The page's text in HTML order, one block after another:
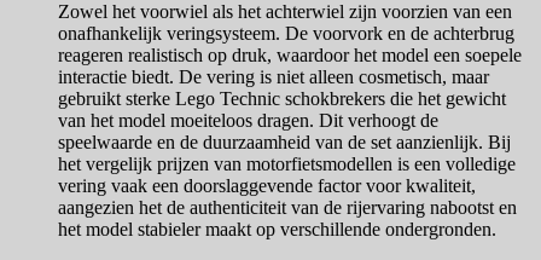
Zowel het voorwiel als het achterwiel zijn voorzien van een
onafhankelijk veringsysteem. De voorvork en de achterbrug
reageren realistisch op druk, waardoor het model een soepele
interactie biedt. De vering is niet alleen cosmetisch, maar
gebruikt sterke Lego Technic schokbrekers die het gewicht
van het model moeiteloos dragen. Dit verhoogt de
speelwaarde en de duurzaamheid van de set aanzienlijk. Bij
het vergelijk prijzen van motorfietsmodellen is een volledige
vering vaak een doorslaggevende factor voor kwaliteit,
aangezien het de authenticiteit van de rijervaring nabootst en
het model stabieler maakt op verschillende ondergronden.